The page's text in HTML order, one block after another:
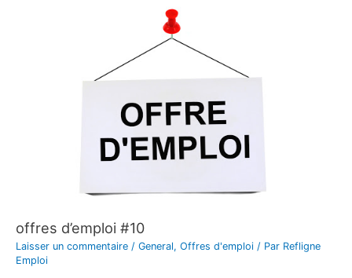
offres d’emploi #10
Laisser un commentaire / General, Offres d'emploi / Par Refligne
Emploi